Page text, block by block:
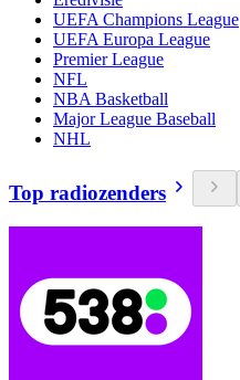
UEFA Champions League
UEFA Europa League
Premier League
NFL
NBA Basketball
Major League Baseball
NHL
Top radiozenders